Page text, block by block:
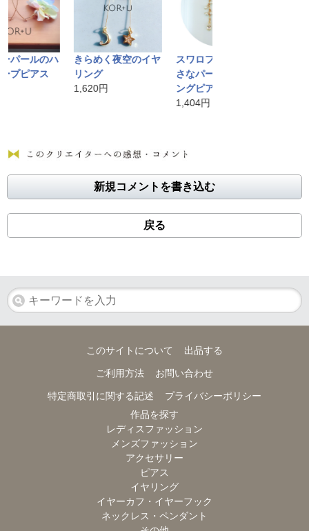
ルのハ
アス
きらめく夜空のイヤ
リング
1,620円
スワロフスキーと小
さなパールのスウィ
ングピアス
1,404円
新規コメントを書き込む
戻る
このサイトについて 出品する
ご利用方法 お問い合わせ
特定商取引に関する記述
プライバシーポリシー
作品を探す
レディスファッション
メンズファッション
アクセサリー
ピアス
イヤリング
イヤーカフ・イヤーフック
ネックレス・ペンダント